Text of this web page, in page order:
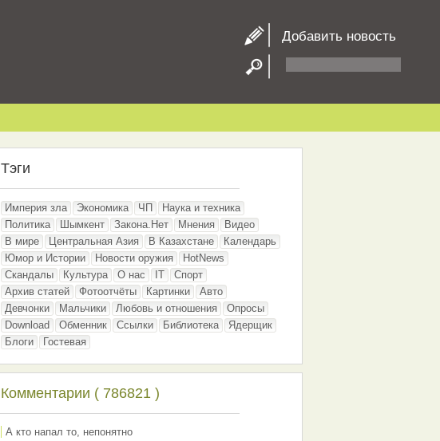
Добавить новость
Тэги
Империя зла Экономика ЧП
Наука и техника
Политика
Шымкент Закона.Нет Мнения
Видео
В мире
Центральная Азия В Казахстане
Календарь
Юмор и Истории
Новости оружия
HotNews
Скандалы
Культура О нас IT
Спорт
Архив статей
Фотоотчёты Картинки
Авто
Девчонки
Мальчики Любовь и отношения
Опросы
Download
Обменник Ссылки Библиотека
Ядерщик
Блоги
Гостевая
Комментарии ( 786821 )
А кто напал то, непонятно